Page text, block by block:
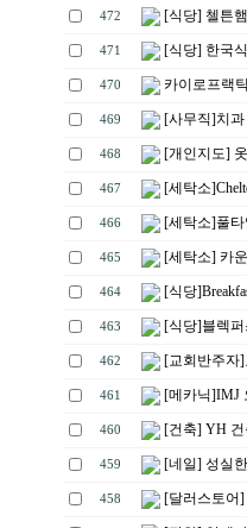
472 [식당] 첼튼
471 [식당] 한국
470 카이로프랙
469 [사무직]치과
468 [개인지도]
467 [세탁소
466 [세탁소]풀
465 [세탁소] 카
464 [식당
463 [식당]블렉퍼
462 [교회반주자
461 [메카닉]IMJ
460 [건축] YH 건
459 [네일] 성실
458 [달러스토어